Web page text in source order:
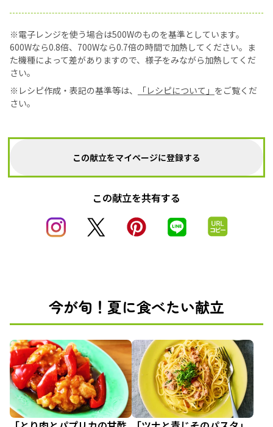
※電子レンジを使う場合は500Wのものを基準としています。
600Wなら0.8倍、700Wなら0.7倍の時間で加熱してください。ま
た機種によって差がありますので、様子をみながら加熱してくだ
さい。
※レシピ作成・表記の基準等は、
「レシピについて」 をご覧くだ
さい。
この献立をマイページに登録する
この献立を共有する
今が旬！夏に食べたい献立